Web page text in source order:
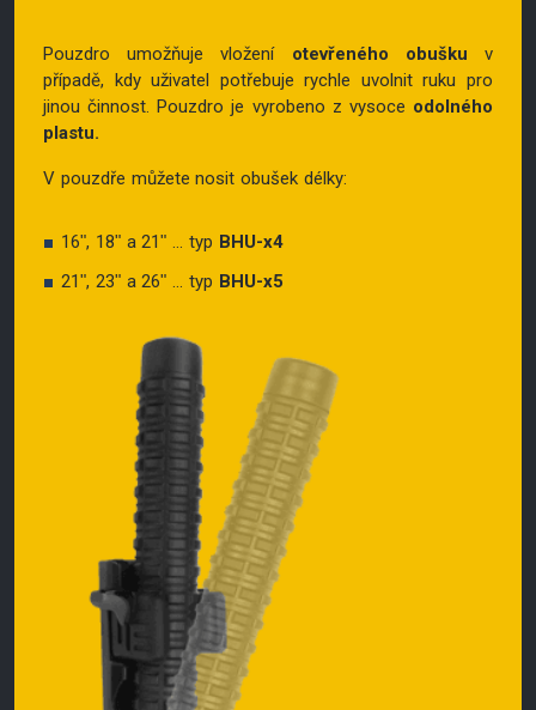
Pouzdro umožňuje vložení otevřeného obušku v
případě, kdy uživatel potřebuje rychle uvolnit ruku pro
jinou činnost. Pouzdro je vyrobeno z vysoce odolného
plastu.
V pouzdře můžete nosit obušek délky:
16ʺ, 18ʺ a 21ʺ ... typ BHU-x4
21ʺ, 23ʺ a 26ʺ ... typ BHU-x5